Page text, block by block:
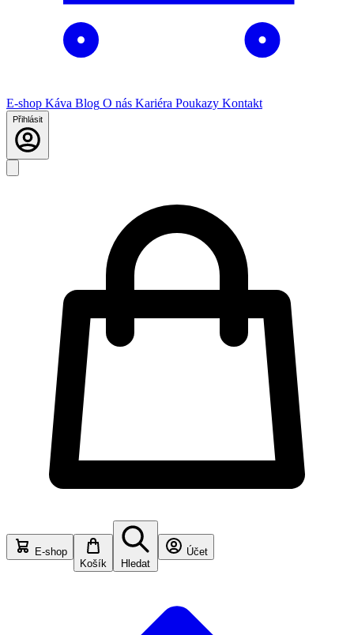
E-shop Káva Blog O nás Kariéra Poukazy Kontakt
Přihlásit
E-shop
Košík
Hledat
Účet